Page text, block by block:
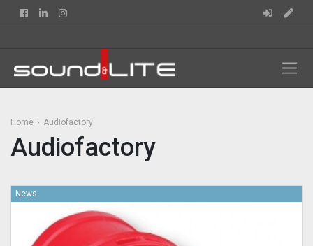
FacebookLinkedin
Home Audiofactory
Audiofactory
News